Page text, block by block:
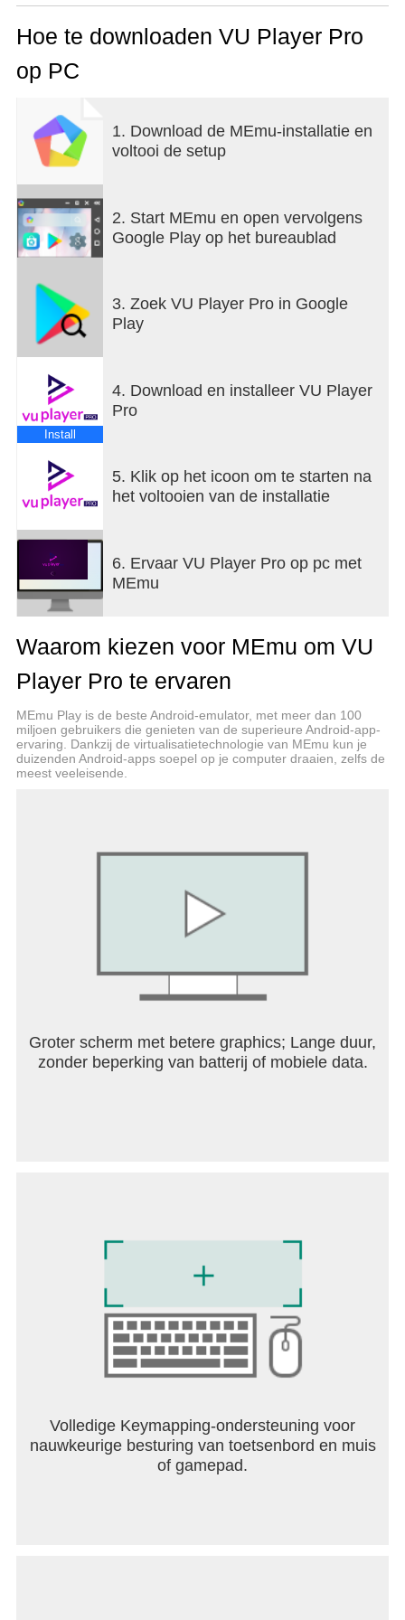
ultimate choice for a truly immersive and engaging
entertainment experience right from the comfort of
your home.
Hoe te downloaden VU Player Pro
op PC
1. Download de MEmu-installatie en
voltooi de setup
2. Start MEmu en open vervolgens
Google Play op het bureaublad
3. Zoek VU Player Pro in Google
Play
Install
4. Download en installeer VU Player
Pro
5. Klik op het icoon om te starten na
het voltooien van de installatie
6. Ervaar VU Player Pro op pc met
MEmu
Waarom kiezen voor MEmu om VU
Player Pro te ervaren
MEmu Play is de beste Android-emulator, met meer dan 100
miljoen gebruikers die genieten van de superieure Android-app-
ervaring. Dankzij de virtualisatietechnologie van MEmu kun je
duizenden Android-apps soepel op je computer draaien, zelfs de
meest veeleisende.
Groter scherm met betere graphics; Lange duur,
zonder beperking van batterij of mobiele data.
Volledige Keymapping-ondersteuning voor
nauwkeurige besturing van toetsenbord en muis
of gamepad.